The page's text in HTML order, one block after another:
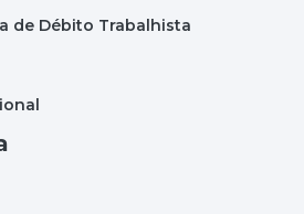
de Débito Trabalhista